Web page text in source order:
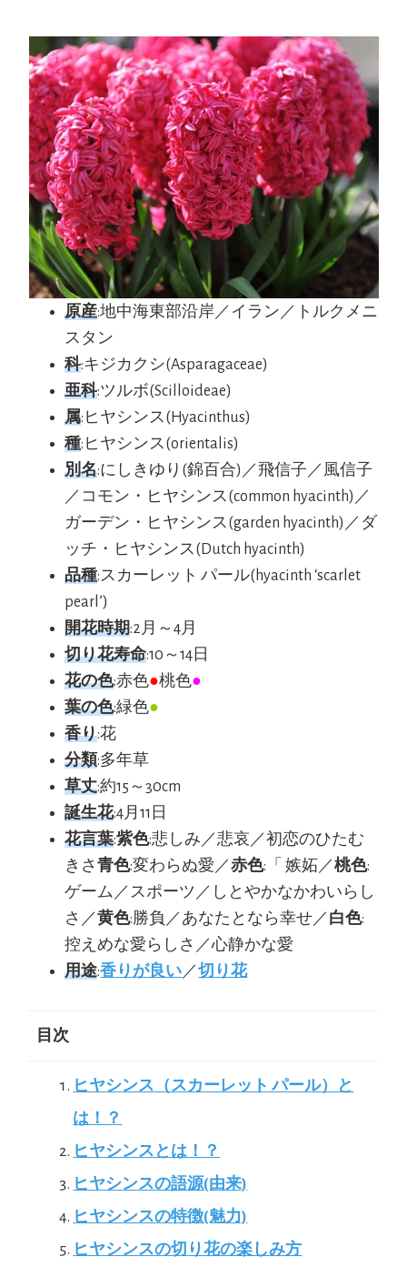
原産:地中海東部沿岸／イラン／トルクメニ
スタン
科:キジカクシ(Asparagaceae)
亜科:ツルボ(Scilloideae)
属:ヒヤシンス(Hyacinthus)
種:ヒヤシンス(orientalis)
別名:にしきゆり(錦百合)／飛信子／風信子
／コモン・ヒヤシンス(common hyacinth)／
ガーデン・ヒヤシンス(garden hyacinth)／ダ
ッチ・ヒヤシンス(Dutch hyacinth)
品種:スカーレット パール(hyacinth ‘scarlet
pearl’)
開花時期:2月～4月
切り花寿命:10～14日
花の色:赤色●桃色●
葉の色:緑色●
香り:花
分類:多年草
草丈:約15～30cm
誕生花:4月11日
花言葉:紫色:悲しみ／悲哀／初恋のひたむ
きさ青色:変わらぬ愛／赤色:「 嫉妬／桃色:
ゲーム／スポーツ／しとやかなかわいらし
さ／黄色:勝負／あなたとなら幸せ／ 白色:
控えめな愛らしさ／心静かな愛
用途:香りが良い ／切り花
目次
ヒヤシンス（スカーレット パール）と
は！？
ヒヤシンスとは！？
ヒヤシンスの語源(由来)
ヒヤシンスの特徴(魅力)
ヒヤシンスの切り花の楽しみ方